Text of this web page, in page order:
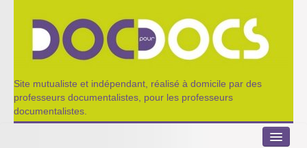
Site mutualiste et indépendant, réalisé à domicile par des
professeurs documentalistes, pour les professeurs
documentalistes.